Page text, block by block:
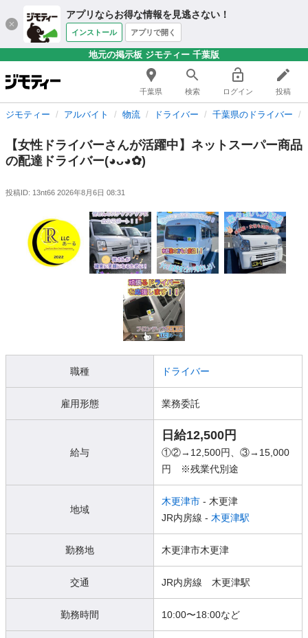
アプリならお得な情報を見逃さない！
インストール アプリで開く
地元の掲示板 ジモティー 千葉版
千葉県 検索 ログイン 投稿
ジモティー アルバイト 物流 ドライバー 千葉県のドライバー
【女性ドライバーさんが活躍中】ネットスーパー商品
の配達ドライバー(⁠◕⁠ᴗ⁠◕⁠✿⁠)
投稿ID: 13nt66 2026年8月6日 08:31
職種 ドライバー
雇用形態 業務委託
給与
日給12,500円
①②→12,500円、③→15,000
円 ※残業代別途
地域
木更津市 - 木更津
JR内房線 - 木更津駅
勤務地 木更津市木更津
交通 JR内房線 木更津駅
勤務時間 10:00〜18:00など